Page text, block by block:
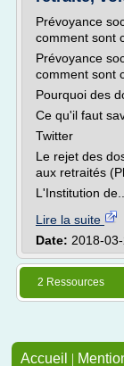
Prévoyance
comment sont
Prévoyance
comment sont
Pourquoi des
Ce qu'il faut
Twitter
Le rejet des
aux retraités
L'Institution de...
Lire la suite
Date: 2018-
2 Ressources
Accueil |